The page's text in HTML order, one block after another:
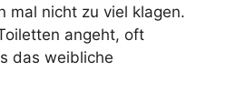
mal nicht zu viel klagen.
angeht, oft
das weibliche